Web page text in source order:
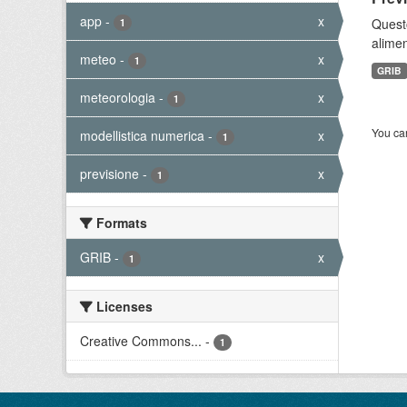
app - 1 x
meteo - 1 x
meteorologia - 1 x
modellistica numerica - 1 x
previsione - 1 x
Formats
GRIB - 1 x
Licenses
Creative Commons... - 1
GRIB
You